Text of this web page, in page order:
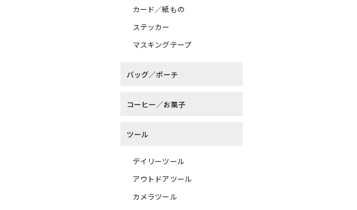
カード／紙もの
ステッカー
マスキングテープ
バッグ／ポーチ
コーヒー／お菓子
ツール
デイリーツール
アウトドアツール
カメラツール